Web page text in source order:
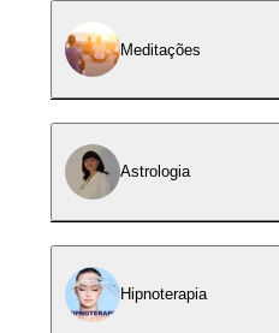
Meditações
Astrologia
Hipnoterapia